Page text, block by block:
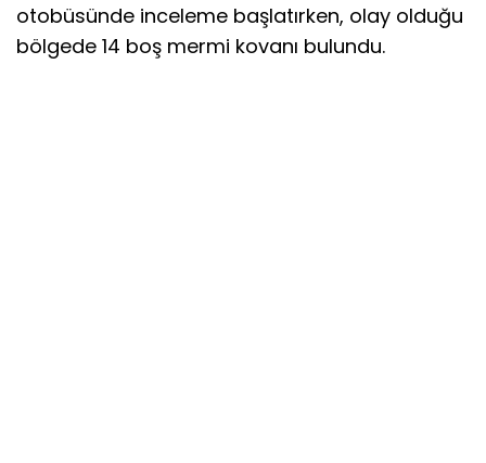
otobüsünde inceleme başlatırken, olay olduğu
bölgede 14 boş mermi kovanı bulundu.